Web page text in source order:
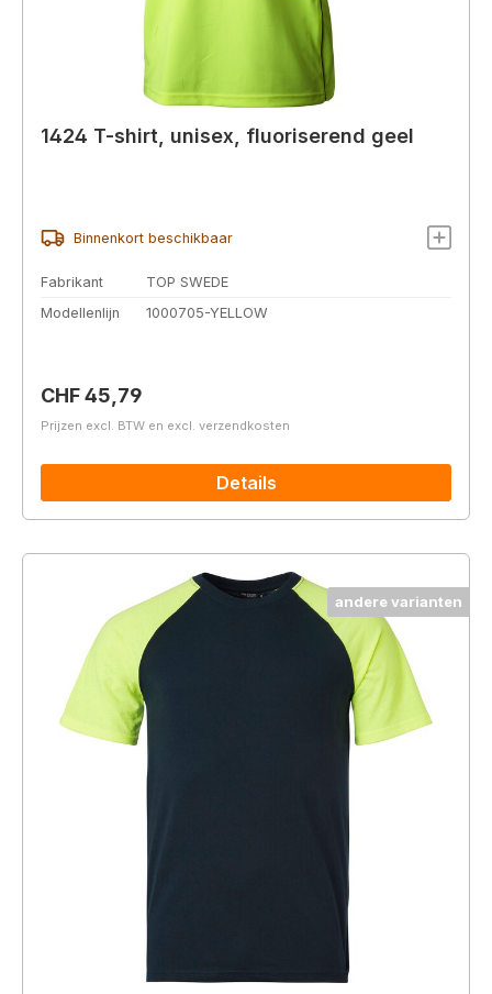
1424 T-shirt, unisex, fluoriserend geel
Binnenkort beschikbaar
Fabrikant
TOP SWEDE
Modellenlijn
1000705-YELLOW
Normale prijs:
CHF 45,79
Prijzen excl. BTW en excl. verzendkosten
Details
andere varianten